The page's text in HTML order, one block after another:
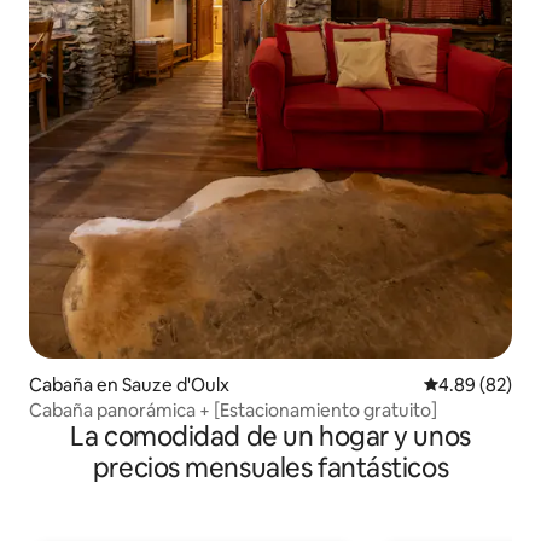
Cabaña en Sauze d'Oulx Calificación
4.89 (82)
Cabaña panorámica + [Estacionamiento gratuito]
La comodidad de un hogar y unos
precios mensuales fantásticos